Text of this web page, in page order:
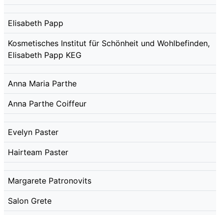
Elisabeth Papp
Kosmetisches Institut für Schönheit und Wohlbefinden,
Elisabeth Papp KEG
Anna Maria Parthe
Anna Parthe Coiffeur
Evelyn Paster
Hairteam Paster
Margarete Patronovits
Salon Grete